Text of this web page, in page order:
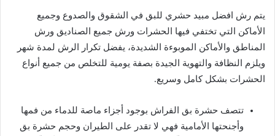
يتم رش افضل مبيد حشري للبق في الشقوق والصدوع وجميع
الأماكن التي تختفي فيها الحشرات ورش جميع الصناديق ورش
المناطق والأماكن الموبوءة الشديدة، يفضل تكرار الرش لمدة شهر
ويلزم النظافة والتهوية الجيدة بصفة يومية للتخلص من جميع أنواع
الحشرات بشكل كامل وسريع.
تتصف حشرة بق الفراش بوجود أجزاء ماصة للدماء من فمها
وأجنحتها الأمامية فهي لا تقدر على الطيران وحجم حشرة بق